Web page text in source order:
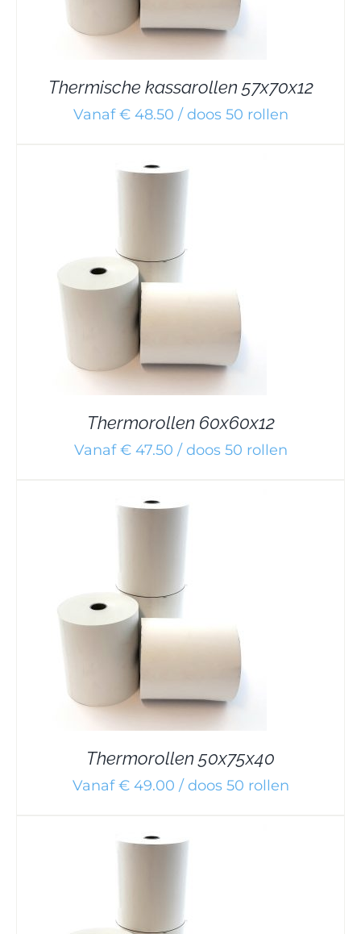
Thermische kassarollen 57x70x12
Vanaf € 48.50 / doos 50 rollen
Thermorollen 60x60x12
Vanaf € 47.50 / doos 50 rollen
Thermorollen 50x75x40
Vanaf € 49.00 / doos 50 rollen